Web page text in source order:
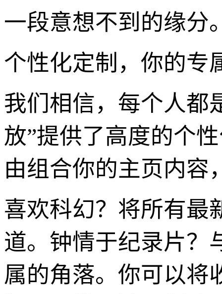
一段意想不到的缘分
个性化定制，你的专
我们相信，每个人都
放”提供了高度的个
由组合你的主页内容
喜欢科幻？将所有最
道。钟情于纪录片？
属的角落。你可以将